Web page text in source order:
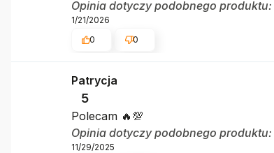
Opinia dotyczy podobnego produktu:
1/21/2026
0
0
Patrycja
5
Polecam 🔥💯
Opinia dotyczy podobnego produktu:
11/29/2025